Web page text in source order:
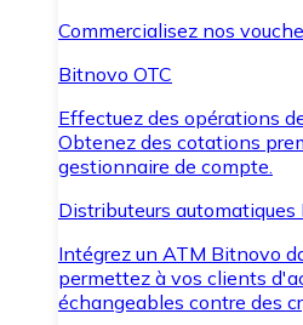
Commercialisez nos
Bitnovo OTC
Effectuez des opérations
Obtenez des cotations
gestionnaire de compte.
Distributeurs automatiques
Intégrez un ATM Bitnovo
permettez à vos clients
échangeables contre des